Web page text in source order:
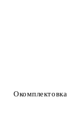
Окомплектовка